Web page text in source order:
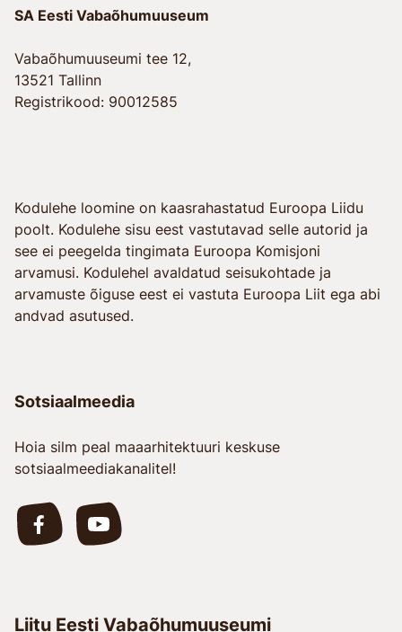
SA Eesti Vabaõhumuuseum
Vabaõhumuuseumi tee 12,
13521 Tallinn
Registrikood: 90012585
Kodulehe loomine on kaasrahastatud Euroopa Liidu
poolt. Kodulehe sisu eest vastutavad selle autorid ja
see ei peegelda tingimata Euroopa Komisjoni
arvamusi. Kodulehel avaldatud seisukohtade ja
arvamuste õiguse eest ei vastuta Euroopa Liit ega abi
andvad asutused.
Sotsiaalmeedia
Hoia silm peal maaarhitektuuri keskuse
sotsiaalmeediakanalitel!
Liitu Eesti Vabaõhumuuseumi